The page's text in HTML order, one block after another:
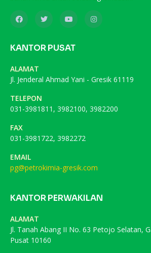
KANTOR PUSAT
ALAMAT
Jl. Jenderal Ahmad Yani - Gresik 61119
TELEPON
031-3981811, 3982100, 3982200
FAX
031-3981722, 3982272
EMAIL
pg@petrokimia-gresik.com
KANTOR PERWAKILAN
ALAMAT
Jl. Tanah Abang II No. 63 Petojo Selatan,
Pusat 10160